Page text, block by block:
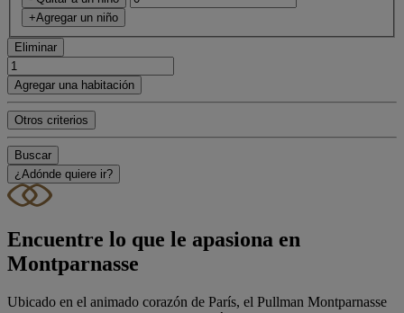
+Agregar un niño
Eliminar
Agregar una habitación
Otros criterios
Buscar
¿Adónde quiere ir?
Encuentre lo que le apasiona en
Montparnasse
Ubicado en el animado corazón de París, el Pullman Montparnasse